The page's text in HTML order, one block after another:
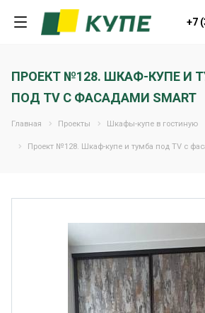
+7
ПРОЕКТ №128. ШКАФ-КУПЕ И
ПОД TV С ФАСАДАМИ SMART
Главная Проекты Шкафы-купе в гостиную
Проект №128. Шкаф-купе и тумба под TV с